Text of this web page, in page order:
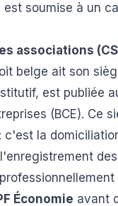
soumise à un
associations
belge ait son
est publiée
(BCE). Ce
la
Économie avant